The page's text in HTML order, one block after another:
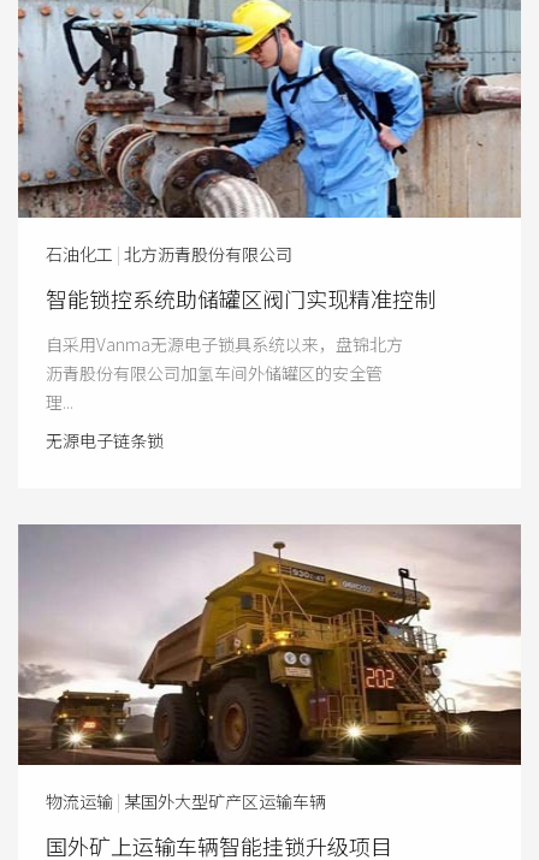
石油化工 | 北方沥青股份有限公司
智能锁控系统助储罐区阀门实现精准控制
自采用Vanma无源电子锁具系统以来，盘锦北方
沥青股份有限公司加氢车间外储罐区的安全管
理...
无源电子链条锁
物流运输 | 某国外大型矿产区运输车辆
国外矿上运输车辆智能挂锁升级项目